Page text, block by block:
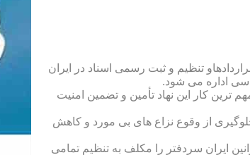
تنظیم و ثبت رسمی اسناد در ایران
اداره می شود.
کار این نهاد تأمین و تضمین امنیت
از وقوع نزاع های بی مورد و کاهش
ایران سردفتر را مکلف به تنظیم تمامی